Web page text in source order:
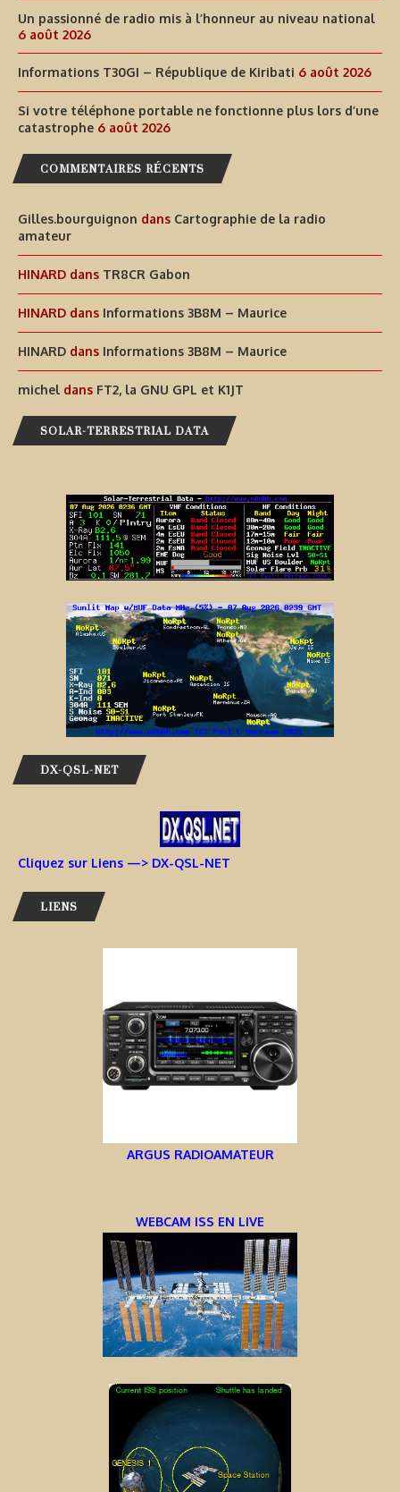
Un passionné de radio mis à l’honneur au niveau national
6 août 2026
Informations T30GI – République de Kiribati 6 août 2026
Si votre téléphone portable ne fonctionne plus lors d’une
catastrophe 6 août 2026
COMMENTAIRES RÉCENTS
Gilles.bourguignon dans Cartographie de la radio
amateur
HINARD dans TR8CR Gabon
HINARD dans Informations 3B8M – Maurice
HINARD dans Informations 3B8M – Maurice
michel dans FT2, la GNU GPL et K1JT
SOLAR-TERRESTRIAL DATA
DX-QSL-NET
Cliquez sur Liens —> DX-QSL-NET
LIENS
ARGUS RADIOAMATEUR
WEBCAM ISS EN LIVE